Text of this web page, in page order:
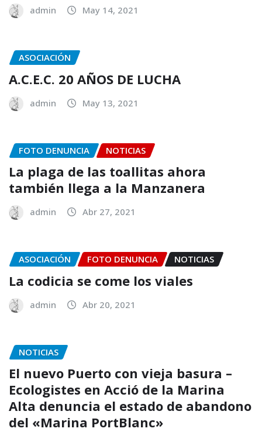
admin May 14, 2021
ASOCIACIÓN
A.C.E.C. 20 AÑOS DE LUCHA
admin May 13, 2021
FOTO DENUNCIA NOTICIAS
La plaga de las toallitas ahora
también llega a la Manzanera
admin Abr 27, 2021
ASOCIACIÓN FOTO DENUNCIA NOTICIAS
La codicia se come los viales
admin Abr 20, 2021
NOTICIAS
El nuevo Puerto con vieja basura –
Ecologistes en Acció de la Marina
Alta denuncia el estado de abandono
del «Marina PortBlanc»